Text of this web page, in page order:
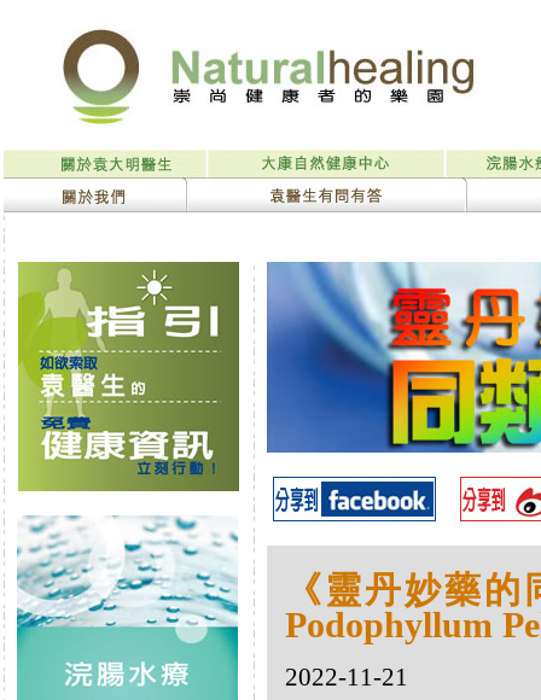
《靈丹妙藥
Podophyllum
2022-11-21